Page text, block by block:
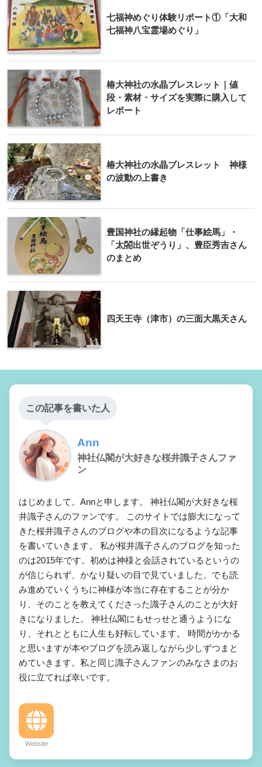
七福神めぐり体験リポート①「大和
七福神八宝霊場めぐり」
椿大神社の水晶ブレスレット｜値
段・素材・サイズを実際に購入して
レポート
椿大神社の水晶ブレスレット 神様
の波動の上書き
豊国神社の縁起物「仕事絵馬」・
「太閤出世ぞうり」、豊臣秀吉さん
のまとめ
四天王寺（津市）の三面大黒天さん
この記事を書いた人
Ann
神社仏閣が大好きな桜井識子さんファ
ン
はじめまして。Annと申します。 神社仏閣が大好きな桜
井識子さんのファンです。 このサイトでは膨大になって
きた桜井識子さんのブログや本の目次になるような記事
を書いていきます。 私が桜井識子さんのブログを知った
のは2015年です。初めは神様と会話されているというの
が信じられず、かなり疑いの目で見ていました。でも読
み進めていくうちに神様が本当に存在することが分か
り、そのことを教えてくださった識子さんのことが大好
きになりました。 神社仏閣にもせっせと通うようにな
り、それとともに人生も好転しています。 時間がかかる
と思いますが本やブログを読み返しながら少しずつまと
めていきます。私と同じ識子さんファンのみなさまのお
役に立てれば幸いです。
Website